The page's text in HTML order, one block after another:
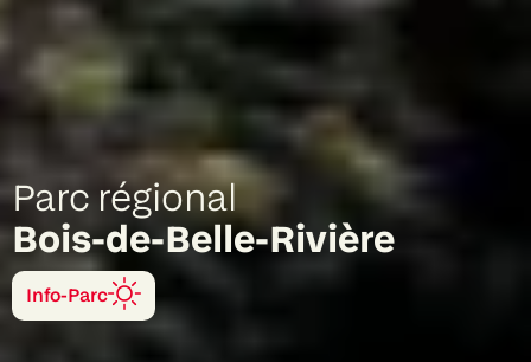
Parc régional
Bois-de-Belle-Rivière
Info-Parc